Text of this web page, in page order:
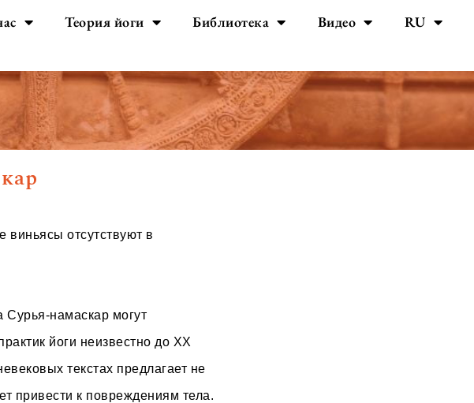
Теория йоги Библиотека Видео RU
виньясы отсутствуют в
намаскар могут
йоги неизвестно до XX
текстах предлагает не
привести к повреждениям тела.